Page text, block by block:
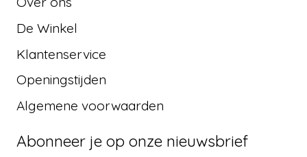
De Winkel
Klantenservice
Openingstijden
Algemene voorwaarden
Abonneer je op onze nieuwsbrief